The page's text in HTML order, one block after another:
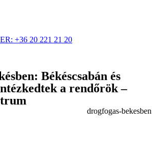
+36 20 221 21 20
Békéscsabán és
a rendőrök –